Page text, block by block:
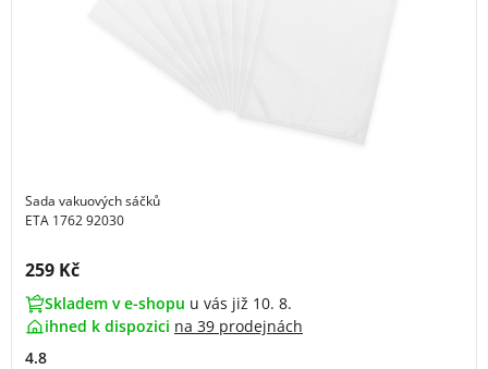
Sada vakuových sáčků
ETA 1762 92030
Cena s DPH:
259 Kč
Skladem v e-shopu u vás již 10. 8.
ihned k dispozici na 39 prodejnách
4.8